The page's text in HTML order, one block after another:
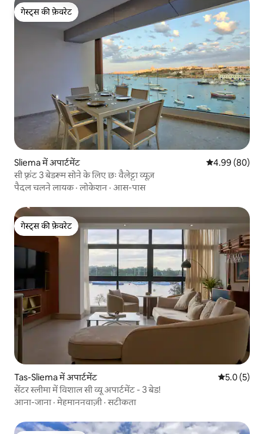
गेस्ट्स की फ़ेवरेट
गेस्ट्स की फ़ेवरेट
Sliema में अपार्टमेंट औसत रेटिंग 5 में
4.99 (80)
सी फ़्रंट 3 बेडरूम सोने के लिए छः वैलेट्टा व्यूज़
पैदल चलने लायक·लोकेशन · आस-पास
गेस्ट्स की फ़ेवरेट
गेस्ट्स की फ़ेवरेट
Tas-Sliema में अपार्टमेंट औसत रेटिंग 5
5.0 (5)
सेंटर स्लीमा में विशाल सी व्यू अपार्टमेंट - 3 बेड!
आना-जाना ·मेहमाननवाज़ी ·सटीकता